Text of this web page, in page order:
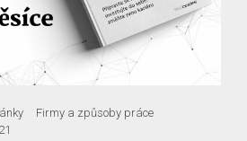
Firmy a způsoby práce